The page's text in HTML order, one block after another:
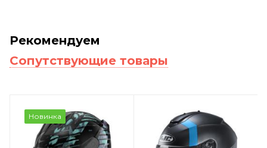
Рекомендуем
Сопутствующие товары
Новинка